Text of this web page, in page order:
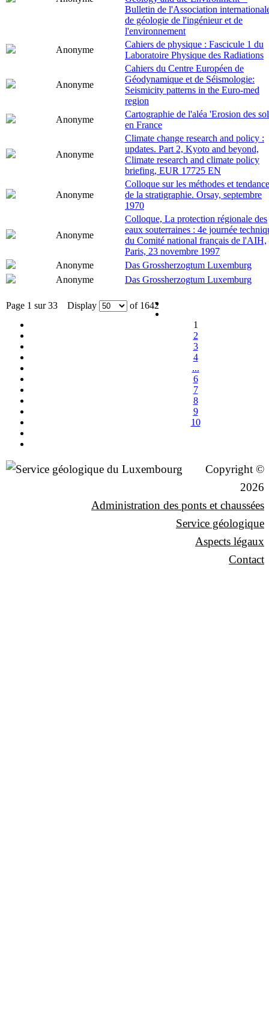
Bulletin de l'Association
de géologie de l'ingénieur et de
l'environnement
Anonyme
Cahiers de physique : Fascicule 1 du
Laboratoire Physique des Radiations
Anonyme
Cahiers du Centre Européen de
Géodynamique et de Séismologie:
Seismicity patterns in the Euro-med
region
Anonyme
Cartographie de l'aléa 'Erosion des
en France
Anonyme
Climate change research and policy :
updates. Part 2, Kyoto and beyond,
Climate research and climate policy
briefing, EUR 17725 EN
Anonyme
Colloque sur les méthodes et
de la stratigraphie. Orsay, septembre
1970
Anonyme
Colloque, La protection régionale des
eaux souterraines : 4e journée
du Comité national français de l'AIH,
Paris, 23 novembre 1997
Anonyme
Das Grossherzogtum Luxemburg
Anonyme
Das Grossherzogtum Luxemburg
Page 1 sur 33 Display
of 1642
1
2
3
4
...
6
7
8
9
10
Copyright ©
2026
Administration des ponts et chaussées
Service géologique
Aspects légaux
Contact